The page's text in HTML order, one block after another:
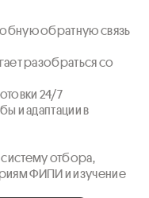
обратную связь
разобраться со
24/7
и адаптации в
отбора,
ФИПИ и изучение